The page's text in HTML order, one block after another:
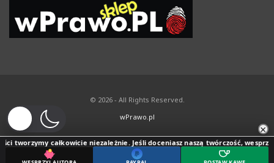
© 2026 - All Rights Reserved.
wPrawo.pl
×
tworzymy całkowicie niezależnie. Jeśli doceniasz naszą twórczość, wesprzyj